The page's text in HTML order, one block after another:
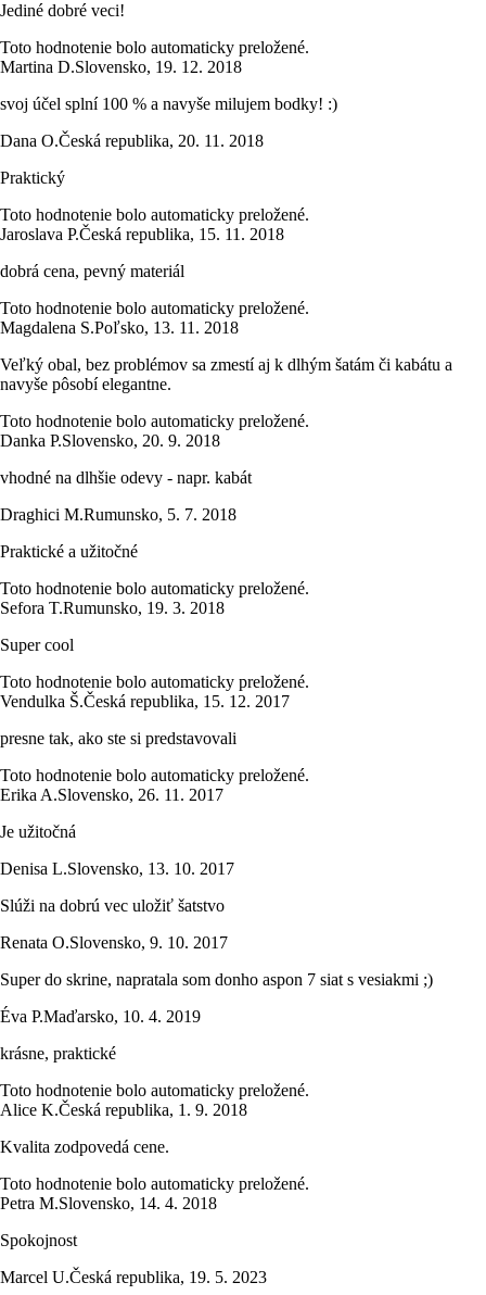
Jediné dobré veci!
Toto hodnotenie bolo automaticky preložené.
Martina D.Slovensko, 19. 12. 2018
svoj účel splní 100 % a navyše milujem bodky! :)
Dana O.Česká republika, 20. 11. 2018
Praktický
Toto hodnotenie bolo automaticky preložené.
Jaroslava P.Česká republika, 15. 11. 2018
dobrá cena, pevný materiál
Toto hodnotenie bolo automaticky preložené.
Magdalena S.Poľsko, 13. 11. 2018
Veľký obal, bez problémov sa zmestí aj k dlhým šatám či kabátu a
navyše pôsobí elegantne.
Toto hodnotenie bolo automaticky preložené.
Danka P.Slovensko, 20. 9. 2018
vhodné na dlhšie odevy - napr. kabát
Draghici M.Rumunsko, 5. 7. 2018
Praktické a užitočné
Toto hodnotenie bolo automaticky preložené.
Sefora T.Rumunsko, 19. 3. 2018
Super cool
Toto hodnotenie bolo automaticky preložené.
Vendulka Š.Česká republika, 15. 12. 2017
presne tak, ako ste si predstavovali
Toto hodnotenie bolo automaticky preložené.
Erika A.Slovensko, 26. 11. 2017
Je užitočná
Denisa L.Slovensko, 13. 10. 2017
Slúži na dobrú vec uložiť šatstvo
Renata O.Slovensko, 9. 10. 2017
Super do skrine, napratala som donho aspon 7 siat s vesiakmi ;)
Éva P.Maďarsko, 10. 4. 2019
krásne, praktické
Toto hodnotenie bolo automaticky preložené.
Alice K.Česká republika, 1. 9. 2018
Kvalita zodpovedá cene.
Toto hodnotenie bolo automaticky preložené.
Petra M.Slovensko, 14. 4. 2018
Spokojnost
Marcel U.Česká republika, 19. 5. 2023